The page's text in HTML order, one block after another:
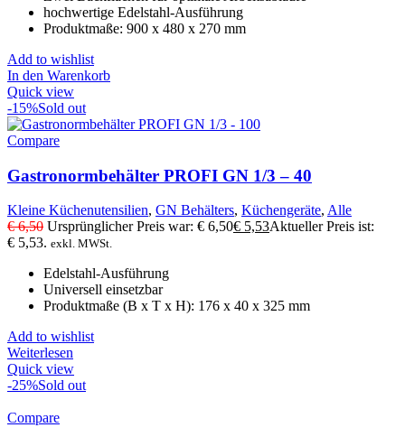
hochwertige Edelstahl-Ausführung
Produktmaße: 900 x 480 x 270 mm
Add to wishlist
In den Warenkorb
Quick view
-15%Sold out
Compare
Gastronormbehälter PROFI GN 1/3 – 40
Kleine Küchenutensilien, GN Behälters, Küchengeräte, Alle
€6,50 Ursprünglicher Preis war: € 6,50€ 5,53Aktueller Preis ist:
€ 5,53. exkl. MWSt.
Edelstahl-Ausführung
Universell einsetzbar
Produktmaße (B x T x H): 176 x 40 x 325 mm
Add to wishlist
Weiterlesen
Quick view
-25%Sold out
Compare